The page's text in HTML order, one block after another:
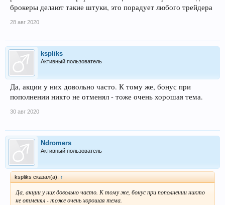
брокеры делают такие штуки, это порадует любого трейдера
28 авг 2020
kspliks
Активный пользователь
Да, акции у них довольно часто. К тому же, бонус при
пополнении никто не отменял - тоже очень хорошая тема.
30 авг 2020
Ndromers
Активный пользователь
kspliks сказал(а): ↑
Да, акции у них довольно часто. К тому же, бонус при пополнении никто
не отменял - тоже очень хорошая тема.